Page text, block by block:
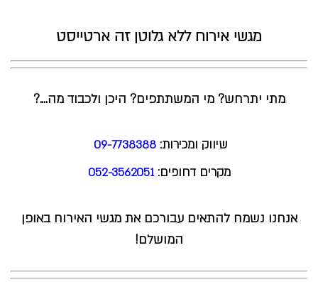
מגשי אירוח ללא גלוטן זה ארטייסט
מתי יתרחש? מי המשתתפים? היכן ולכבוד מה….?
שיווק ומכירות: 09-7738388
מקרים דחופים:052-3562051
אנחנו נשמח להתאים עבורכם את מגשי האירוח באופן
המושלם!